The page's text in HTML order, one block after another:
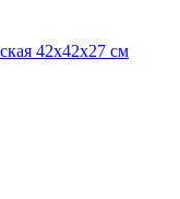
42х42х27 см